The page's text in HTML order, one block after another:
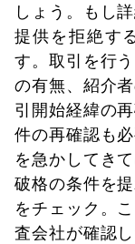
しょう。もし
提供を拒絶す
す。取引を行
の有無、紹介
引開始経緯の
件の再確認も
を急かしてき
破格の条件を
をチェック。
査会社が確認